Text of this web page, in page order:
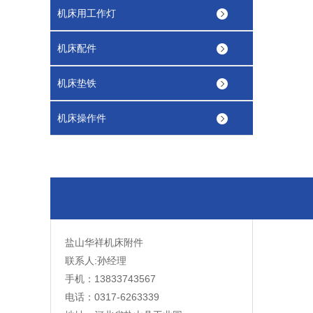
机床用工作灯
机床配件
机床垫铁
机床操作件
盐山华祥机床附件
联系人:孙经理
手机：13833743567
电话：0317-6263339